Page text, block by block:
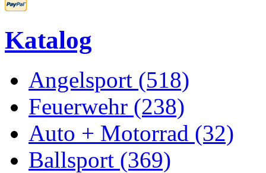
Katalog
Angelsport (518)
Feuerwehr (238)
Auto + Motorrad (32)
Ballsport (369)